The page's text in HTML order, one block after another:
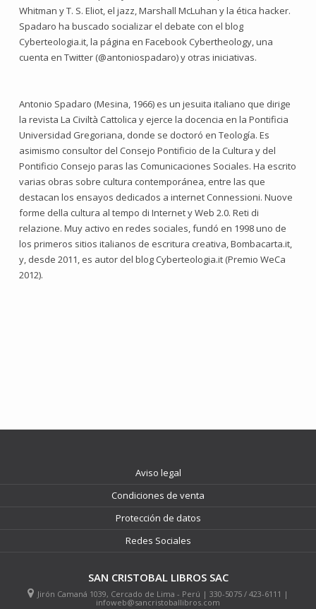
Whitman y T. S. Eliot, el jazz, Marshall McLuhan y la ética hacker.
Spadaro ha buscado socializar el debate con el blog
Cyberteologia.it, la página en Facebook Cybertheology, una
cuenta en Twitter (@antoniospadaro) y otras iniciativas.
Antonio Spadaro (Mesina, 1966) es un jesuita italiano que dirige
la revista La Civiltà Cattolica y ejerce la docencia en la Pontificia
Universidad Gregoriana, donde se doctoró en Teología. Es
asimismo consultor del Consejo Pontificio de la Cultura y del
Pontificio Consejo paras las Comunicaciones Sociales. Ha escrito
varias obras sobre cultura contemporánea, entre las que
destacan los ensayos dedicados a internet Connessioni. Nuove
forme della cultura al tempo di Internet y Web 2.0. Reti di
relazione. Muy activo en redes sociales, fundó en 1998 uno de
los primeros sitios italianos de escritura creativa, Bombacarta.it,
y, desde 2011, es autor del blog Cyberteologia.it (Premio WeCa
2012).
Aviso legal
Condiciones de venta
Protección de datos
Redes Sociales
SAN CRISTOBAL LIBROS SAC
Jirón Camaná 1039, Cercado de Lima - Perú | 330-5075 / 423-6111 |
infoweb@sancristoballibros.com